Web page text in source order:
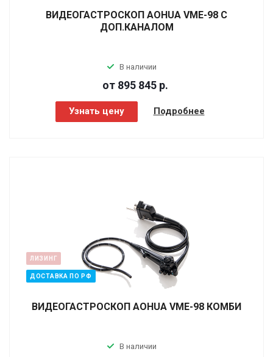
ВИДЕОГАСТРОСКОП AOHUA VME-98 С
ДОП.КАНАЛОМ
В наличии
от 895 845 р.
Узнать цену Подробнее
ЛИЗИНГ
ДОСТАВКА ПО РФ
ВИДЕОГАСТРОСКОП AOHUA VME-98 КОМБИ
В наличии